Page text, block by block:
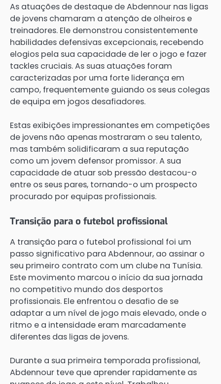
As atuações de destaque de Abdennour nas ligas
de jovens chamaram a atenção de olheiros e
treinadores. Ele demonstrou consistentemente
habilidades defensivas excepcionais, recebendo
elogios pela sua capacidade de ler o jogo e fazer
tackles cruciais. As suas atuações foram
caracterizadas por uma forte liderança em
campo, frequentemente guiando os seus colegas
de equipa em jogos desafiadores.
Estas exibições impressionantes em competições
de jovens não apenas mostraram o seu talento,
mas também solidificaram a sua reputação
como um jovem defensor promissor. A sua
capacidade de atuar sob pressão destacou-o
entre os seus pares, tornando-o um prospecto
procurado por equipas profissionais.
Transição para o futebol profissional
A transição para o futebol profissional foi um
passo significativo para Abdennour, ao assinar o
seu primeiro contrato com um clube na Tunísia.
Este movimento marcou o início da sua jornada
no competitivo mundo dos desportos
profissionais. Ele enfrentou o desafio de se
adaptar a um nível de jogo mais elevado, onde o
ritmo e a intensidade eram marcadamente
diferentes das ligas de jovens.
Durante a sua primeira temporada profissional,
Abdennour teve que aprender rapidamente as